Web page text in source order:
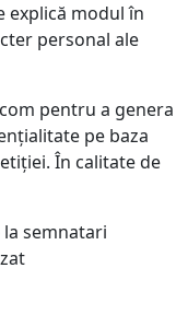
explică modul în
personal ale
pentru a genera
pe baza
În calitate de
semnatari